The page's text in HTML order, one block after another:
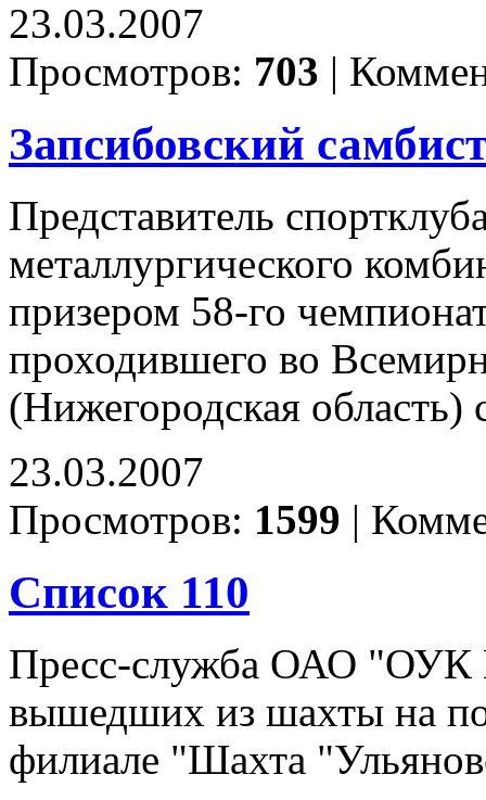
23.03.2007
Просмотров: 703 |
Запсибовский
Представитель
металлургического
призером 58-го
проходившего во
(Нижегородская
23.03.2007
Просмотров: 1599 |
Список 110
Пресс-служба ОАО "ОУК
вышедших из шахты на
филиале "Шахта